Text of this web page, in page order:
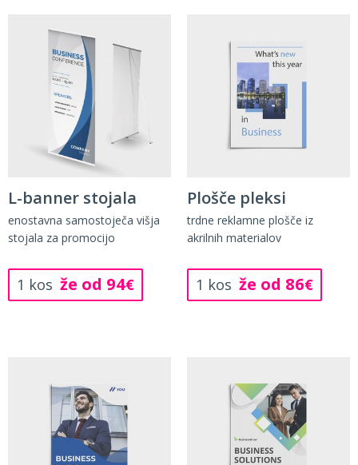
L-banner stojala
enostavna samostoječa višja
stojala za promocijo
1 kos že od 94€
Plošče pleksi
trdne reklamne plošče iz
akrilnih materialov
1 kos že od 86€